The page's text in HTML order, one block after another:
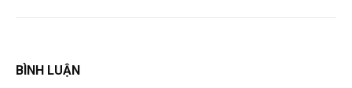
BÌNH LUẬN